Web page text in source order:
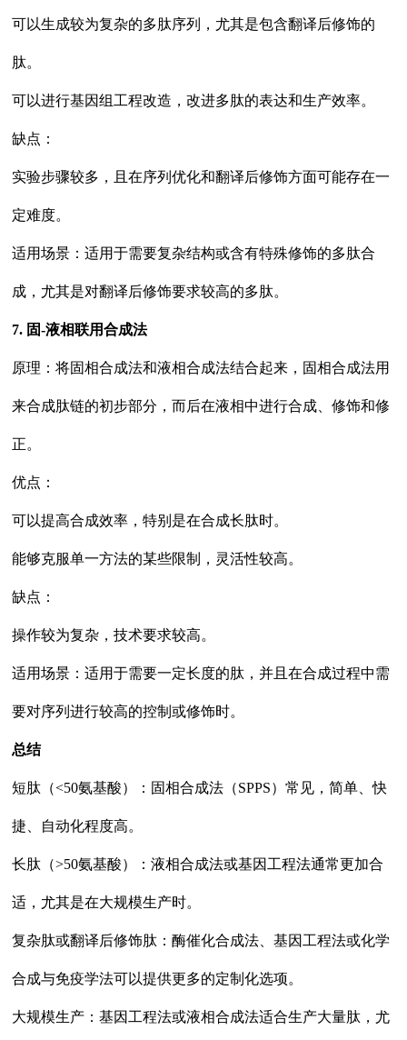
可以生成较为复杂的多肽序列，尤其是包含翻译后修饰的
肽。
可以进行基因组工程改造，改进多肽的表达和生产效率。
缺点：
实验步骤较多，且在序列优化和翻译后修饰方面可能存在一
定难度。
适用场景：适用于需要复杂结构或含有特殊修饰的多肽合
成，尤其是对翻译后修饰要求较高的多肽。
7. 固-液相联用合成法
原理：将固相合成法和液相合成法结合起来，固相合成法用
来合成肽链的初步部分，而后在液相中进行合成、修饰和修
正。
优点：
可以提高合成效率，特别是在合成长肽时。
能够克服单一方法的某些限制，灵活性较高。
缺点：
操作较为复杂，技术要求较高。
适用场景：适用于需要一定长度的肽，并且在合成过程中需
要对序列进行较高的控制或修饰时。
总结
短肽（<50氨基酸）：固相合成法（SPPS）常见，简单、快
捷、自动化程度高。
长肽（>50氨基酸）：液相合成法或基因工程法通常更加合
适，尤其是在大规模生产时。
复杂肽或翻译后修饰肽：酶催化合成法、基因工程法或化学
合成与免疫学法可以提供更多的定制化选项。
大规模生产：基因工程法或液相合成法适合生产大量肽，尤